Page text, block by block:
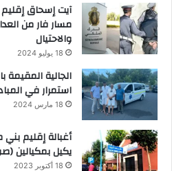
آيت إسحاق
مسار فار من
والاحتيال
18 يوليو 2024
الجالية المقيمة
استمرار في
18 مارس 2024
أغبالة إقليم
يكيل بمكيالين
18 أكتوبر 2023